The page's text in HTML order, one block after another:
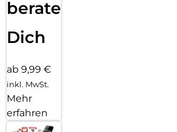
beraten
Dich
ab 9,99 €
inkl. MwSt.
Mehr
erfahren